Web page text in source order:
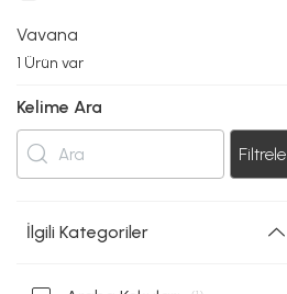
Vavana
1 Ürün var
Kelime Ara
Filtrele
İlgili Kategoriler